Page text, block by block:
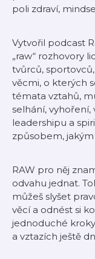
poli zdraví,
Vytvořil podcast
„raw“ rozhovory
tvůrců,
věcmi, o kterých
témata vztahů,
selhání,
leadershipu a
způsobem,
RAW pro něj
odvahu jednat.
můžeš slyšet
věcí a odnést si
jednoduché
a vztazích ještě